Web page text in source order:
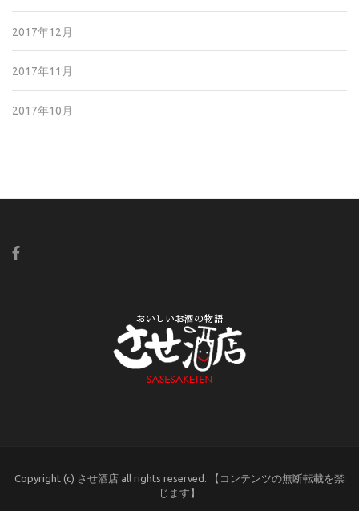
2017年12月
2017年11月
2017年10月
Copyright (c) させ酒店 all rights reserved. 【コンテンツの無断転載を禁
じます】